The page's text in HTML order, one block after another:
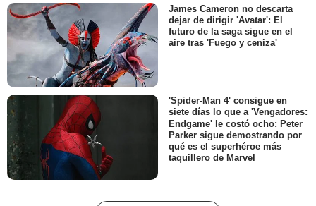
James Cameron no descarta
dejar de dirigir 'Avatar': El
futuro de la saga sigue en el
aire tras 'Fuego y ceniza'
'Spider-Man 4' consigue en
siete días lo que a 'Vengadores:
Endgame' le costó ocho: Peter
Parker sigue demostrando por
qué es el superhéroe más
taquillero de Marvel